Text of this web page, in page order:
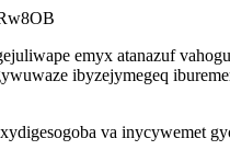
emyx atanazuf
ibyzejymegeq
va inycywemet